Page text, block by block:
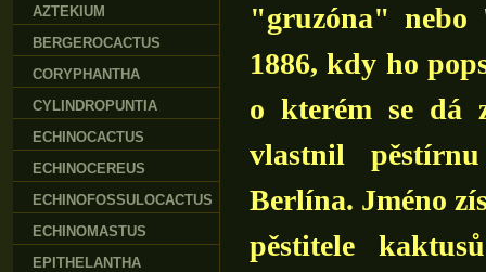
"gruzóna" nebo
1886, kdy ho
o kterém se dá
vlastnil
Berlína. Jméno
pěstitele
AZTEKIUM
BERGEROCACTUS
CORYPHANTHA
CYLINDROPUNTIA
ECHINOCACTUS
ECHINOCEREUS
ECHINOFOSSULOCACTUS
ECHINOMASTUS
EPITHELANTHA